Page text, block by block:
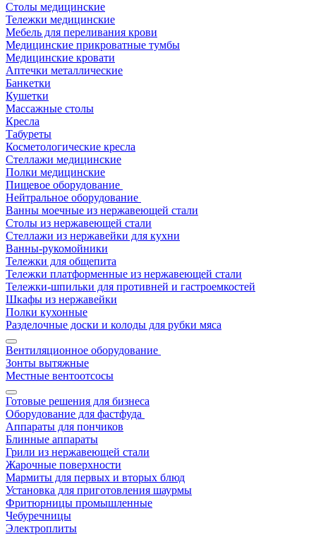
Столы медицинские
Тележки медицинские
Мебель для переливания крови
Медицинские прикроватные тумбы
Медицинские кровати
Аптечки металлические
Банкетки
Кушетки
Массажные столы
Кресла
Табуреты
Косметологические кресла
Стеллажи медицинские
Полки медицинские
Пищевое оборудование
Нейтральное оборудование
Ванны моечные из нержавеющей стали
Столы из нержавеющей стали
Стеллажи из нержавейки для кухни
Ванны-рукомойники
Тележки для общепита
Тележки платформенные из нержавеющей стали
Тележки-шпильки для противней и гастроемкостей
Шкафы из нержавейки
Полки кухонные
Разделочные доски и колоды для рубки мяса
Вентиляционное оборудование
Зонты вытяжные
Местные вентоотсосы
Готовые решения для бизнеса
Оборудование для фастфуда
Аппараты для пончиков
Блинные аппараты
Грили из нержавеющей стали
Жарочные поверхности
Мармиты для первых и вторых блюд
Установка для приготовления шаурмы
Фритюрницы промышленные
Чебуречницы
Электроплиты